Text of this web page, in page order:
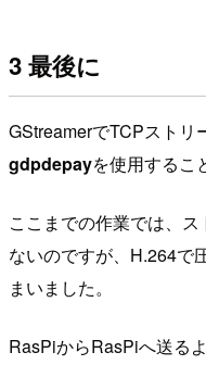
3 最後に
GStreamerでTCPストリ
gdpdepayを使用するこ
ここまでの作業では、
ないのですが、H.264で
まいました。
RasPiからRasPiへ送る